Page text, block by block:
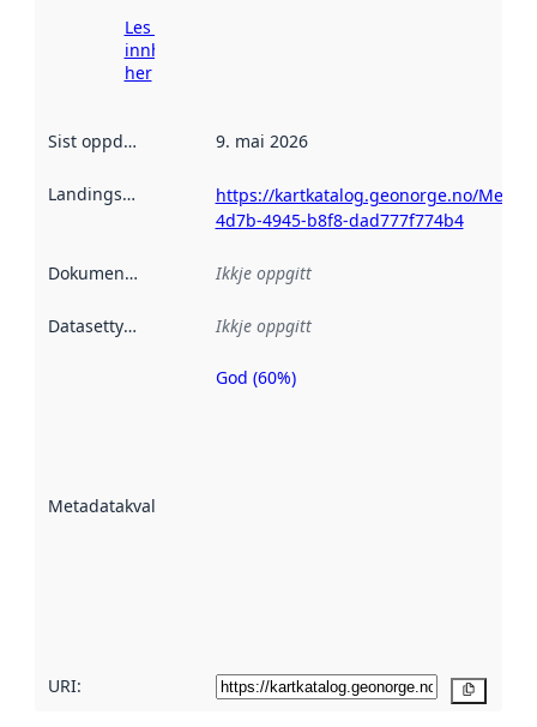
Les meir om
innhenting
her
Sist oppdatert 9. mai 2026
Landingsside
https://kartkatalog.geonorge.no/
4d7b-4945-b8f8-dad777f774b4
Dokumentasjon Ikkje oppgitt
Datasettype Ikkje oppgitt
Metadatakvalitet
Metadatakvalitet
God (60%)
URI: